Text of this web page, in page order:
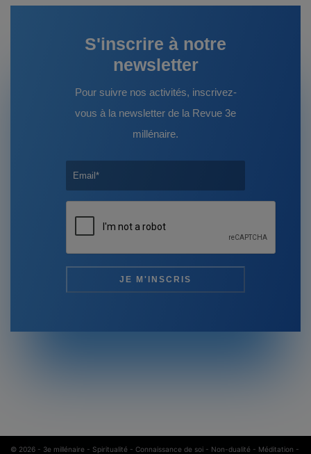
S'inscrire à notre
newsletter
Pour suivre nos activités, inscrivez-
vous à la newsletter de la Revue 3e
millénaire.
© 2026 - 3e millénaire - Spiritualité - Connaissance de soi - Non-dualité - Méditation -